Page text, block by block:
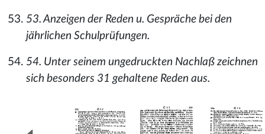
53. Anzeigen der Reden u. Gespräche bei den
jährlichen Schulprüfungen.
54. Unter seinem ungedruckten Nachlaß zeichnen
sich besonders 31 gehaltene Reden aus.